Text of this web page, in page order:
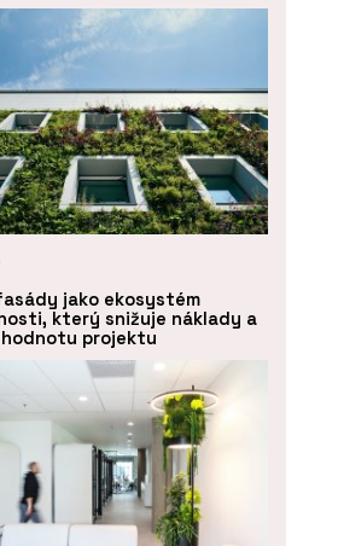
jako ekosystém
který snižuje náklady a
projektu